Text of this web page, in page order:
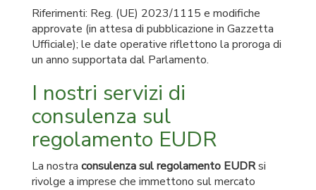
Riferimenti: Reg. (UE) 2023/1115 e modifiche
approvate (in attesa di pubblicazione in Gazzetta
Ufficiale); le date operative riflettono la proroga di
un anno supportata dal Parlamento.
I nostri servizi di
consulenza sul
regolamento EUDR
La nostra consulenza sul regolamento EUDRsi
rivolge a imprese che immettono sul mercato